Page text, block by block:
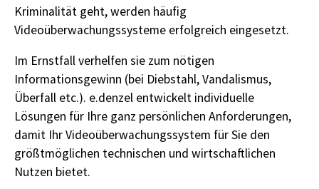
Kriminalität geht, werden häufig
Videoüberwachungssysteme erfolgreich eingesetzt.
Im Ernstfall verhelfen sie zum nötigen
Informationsgewinn (bei Diebstahl, Vandalismus,
Überfall etc.). e.denzel entwickelt individuelle
Lösungen für Ihre ganz persönlichen Anforderungen,
damit Ihr Videoüberwachungssystem für Sie den
größtmöglichen technischen und wirtschaftlichen
Nutzen bietet.